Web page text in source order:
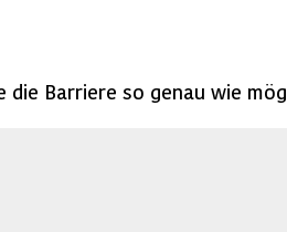
Barriere so genau wie